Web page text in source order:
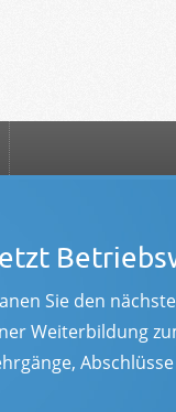
Sie den
Weiterbildung